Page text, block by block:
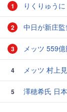
1 りくりゅう
2 中日が新庄
3 メッツ 559
4 メッツ 村上
5
澤穂希氏 日